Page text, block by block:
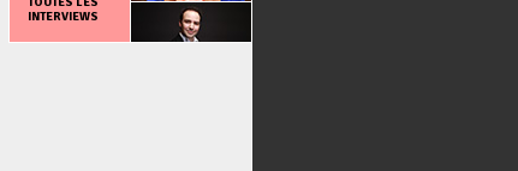
INTERVIEWS